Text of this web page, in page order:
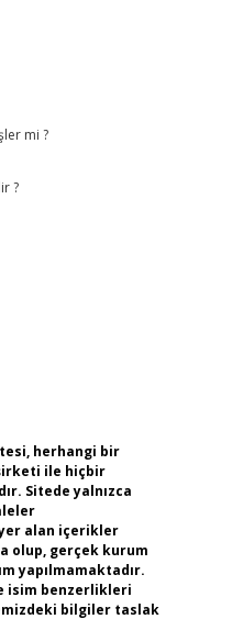
mi ?
?
herhangi bir
ile hiçbir
Sitede yalnızca
alan içerikler
olup, gerçek kurum
yapılmamaktadır.
isim benzerlikleri
bilgiler taslak